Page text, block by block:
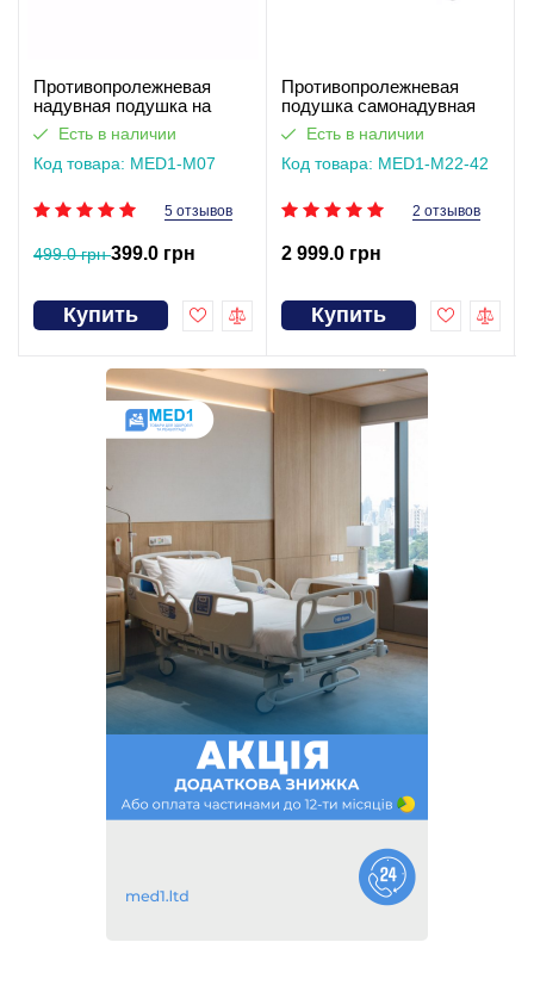
Противопролежневая
надувная подушка на
сиденье или для
инвалидной коляски
MED1-M07
Есть в наличии
Код товара: MED1-M07
5 отзывов
499.0 грн399.0 грн
Купить
Противопролежневая
подушка самонадувная
MED1-M22-42. Работает
без света
Есть в наличии
Код товара: MED1-M22-42
2 отзывов
2 999.0 грн
Купить